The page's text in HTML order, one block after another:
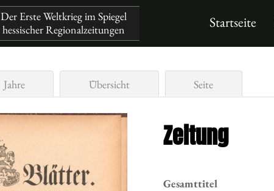
Der Erste Weltkrieg im Spiegel
hessischer Regionalzeitungen
Startseite
Jahre Übersicht Seite
Zeitung
Gesamttitel